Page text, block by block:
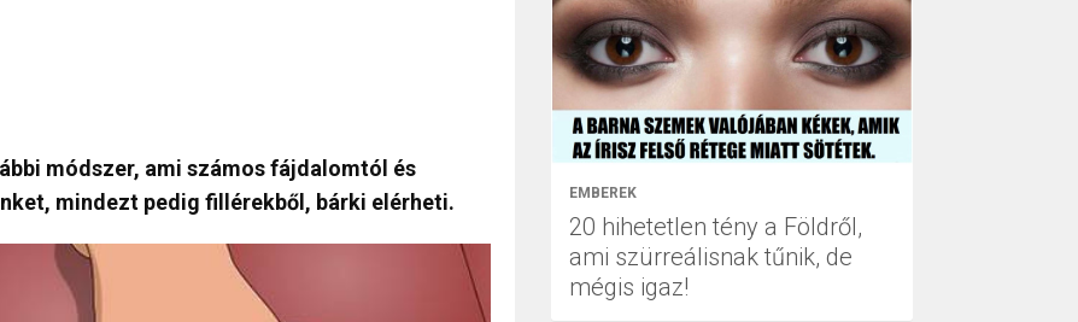
módszer, ami számos fájdalomtól és
mindezt pedig fillérekből, bárki elérheti.
EMBEREK
20 hihetetlen tény a Földről,
ami szürreálisnak tűnik, de
mégis igaz!